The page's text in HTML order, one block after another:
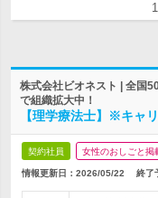
株式会社ビオネスト | 全国
で組織拡大中！
【理学療法士】※キャ
契約社員 女性のおしごと掲
情報更新日：2026/05/22 終了